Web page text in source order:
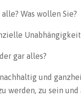
Was wollen Sie?
gar alles?
und
werden, zu sein und